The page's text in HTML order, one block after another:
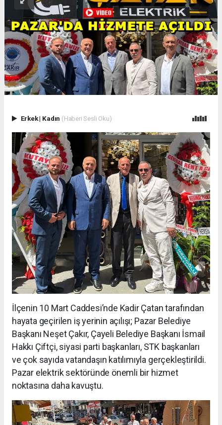
Erkek| Kadın (Haberi Sesli Oku)
İlçenin 10 Mart Caddesi’nde Kadir Çatan tarafından
hayata geçirilen iş yerinin açılışı; Pazar Belediye
Başkanı Neşet Çakır, Çayeli Belediye Başkanı İsmail
Hakkı Çiftçi, siyasi parti başkanları, STK başkanları
ve çok sayıda vatandaşın katılımıyla gerçekleştirildi.
Pazar elektrik sektöründe önemli bir hizmet
noktasına daha kavuştu.